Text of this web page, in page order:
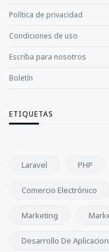
Política de privacidad
Condiciones de uso
Escriba para nosotros
Boletín
ETIQUETAS
Laravel PHP
Comercio Electrónico
Marketing
Desarrollo De